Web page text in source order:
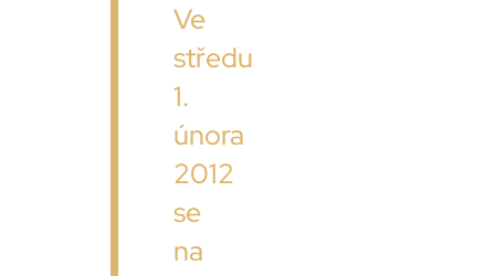
Ve
středu
1.
února
2012
se
na